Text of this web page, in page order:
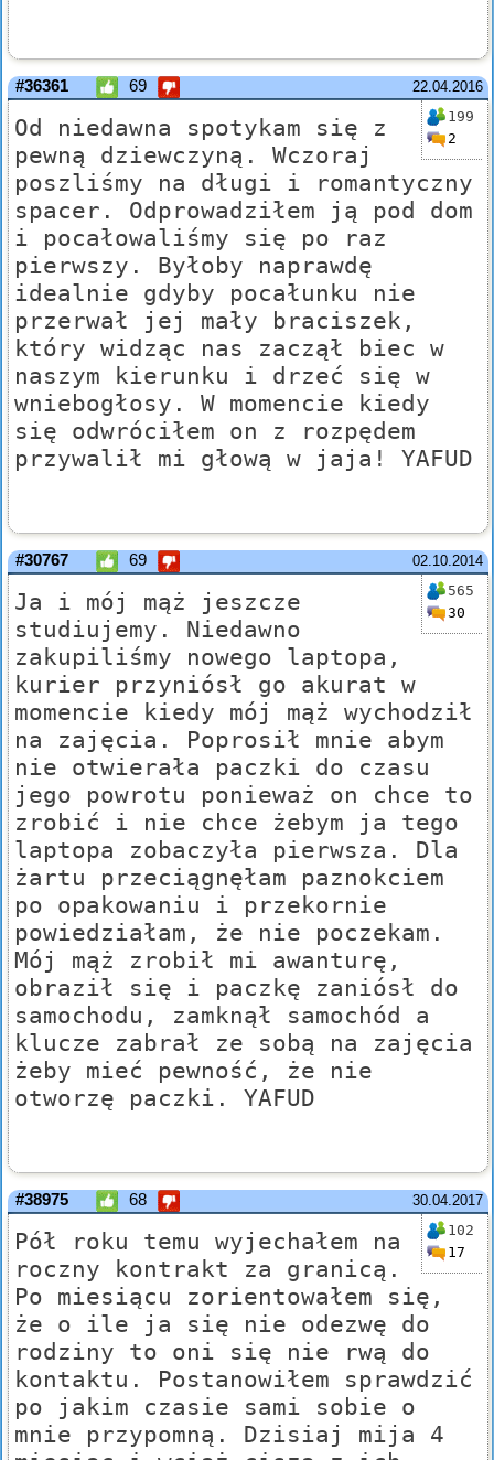
22.04.2016
#36361 69
199
2
Od niedawna spotykam się z
pewną dziewczyną. Wczoraj
poszliśmy na długi i romantyczny
spacer. Odprowadziłem ją pod dom
i pocałowaliśmy się po raz
pierwszy. Byłoby naprawdę
idealnie gdyby pocałunku nie
przerwał jej mały braciszek,
który widząc nas zaczął biec w
naszym kierunku i drzeć się w
wniebogłosy. W momencie kiedy
się odwróciłem on z rozpędem
przywalił mi głową w jaja! YAFUD
02.10.2014
#30767 69
565
30
Ja i mój mąż jeszcze
studiujemy. Niedawno
zakupiliśmy nowego laptopa,
kurier przyniósł go akurat w
momencie kiedy mój mąż wychodził
na zajęcia. Poprosił mnie abym
nie otwierała paczki do czasu
jego powrotu ponieważ on chce to
zrobić i nie chce żebym ja tego
laptopa zobaczyła pierwsza. Dla
żartu przeciągnęłam paznokciem
po opakowaniu i przekornie
powiedziałam, że nie poczekam.
Mój mąż zrobił mi awanturę,
obraził się i paczkę zaniósł do
samochodu, zamknął samochód a
klucze zabrał ze sobą na zajęcia
żeby mieć pewność, że nie
otworzę paczki. YAFUD
30.04.2017
#38975 68
102
17
Pół roku temu wyjechałem na
roczny kontrakt za granicą.
Po miesiącu zorientowałem się,
że o ile ja się nie odezwę do
rodziny to oni się nie rwą do
kontaktu. Postanowiłem sprawdzić
po jakim czasie sami sobie o
mnie przypomną. Dzisiaj mija 4